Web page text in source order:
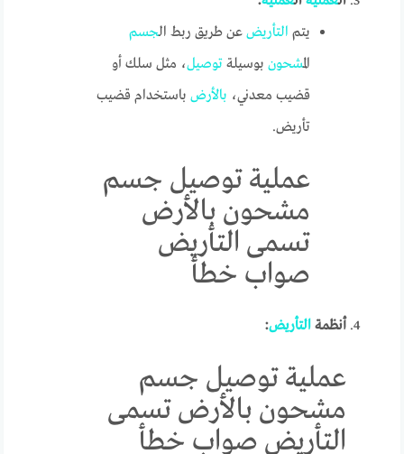
يتم التأريض عن طريق ربط الجسم
المشحون بوسيلةتوصيل، مثل سلك أو
قضيب معدني، بالأرض باستخدام قضيب
تأريض.
عملية توصيل جسم
مشحون بالأرض
تسمى التأريض
صواب خطأ
أنظمةالتأريض:
عملية توصيل جسم
مشحون بالأرض تسمى
التأريض صواب خطأ